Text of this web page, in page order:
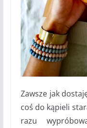
Zawsze jak
coś do kąpieli
razu